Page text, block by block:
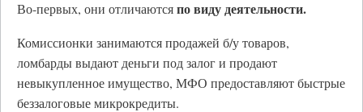
Во-первых, они отличаютсяпо виду деятельности.
Комиссионки занимаются продажей б/у товаров,
ломбарды выдают деньги под залог и продают
невыкупленное имущество, МФО предоставляют быстрые
беззалоговые микрокредиты.